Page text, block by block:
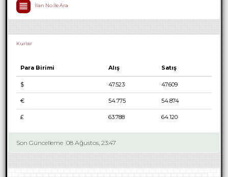
İlan No İle Ara
Kurlar
Para Birimi Alış Satış
$ 47.523 47.609
€ 54.775 54.874
£ 63.788 64.120
Son Güncelleme 08 Ağustos, 23:47